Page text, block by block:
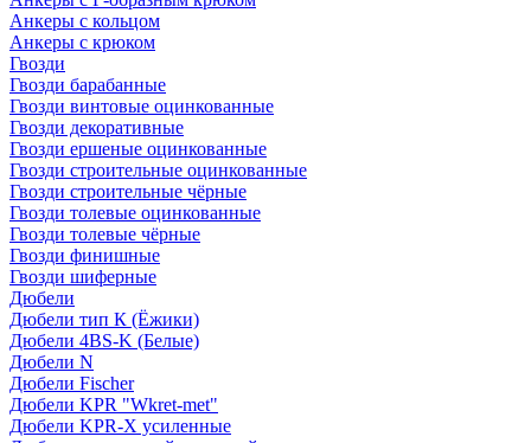
Анкеры с кольцом
Анкеры с крюком
Гвозди
Гвозди барабанные
Гвозди винтовые оцинкованные
Гвозди декоративные
Гвозди ершеные оцинкованные
Гвозди строительные оцинкованные
Гвозди строительные чёрные
Гвозди толевые оцинкованные
Гвозди толевые чёрные
Гвозди финишные
Гвозди шиферные
Дюбели
Дюбели тип К (Ёжики)
Дюбели 4BS-K (Белые)
Дюбели N
Дюбели Fischer
Дюбели KPR "Wkret-met"
Дюбели KPR-Х усиленные